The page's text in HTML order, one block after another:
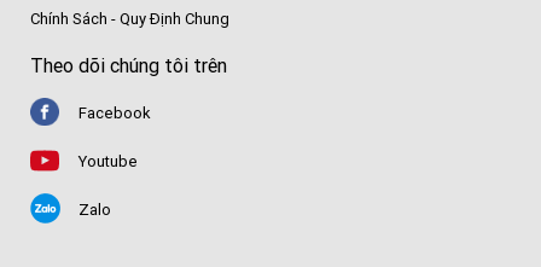
Chính Sách - Quy Định Chung
Theo dõi chúng tôi trên
Facebook
Youtube
Zalo